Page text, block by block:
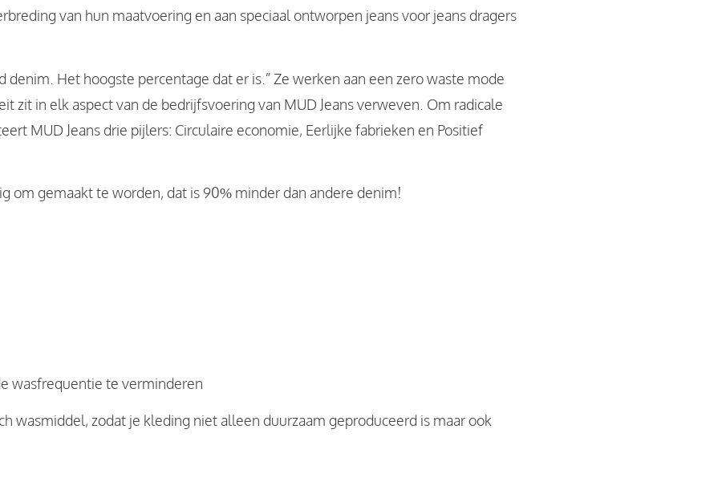
van hun maatvoering en aan speciaal ontworpen jeans voor jeans dragers
Het hoogste percentage dat er is.” Ze werken aan een zero waste mode
zit in elk aspect van de bedrijfsvoering van MUD Jeans verweven. Om radicale
MUD Jeans drie pijlers: Circulaire economie, Eerlijke fabrieken en Positief
om gemaakt te worden, dat is 90% minder dan andere denim!
wasfrequentie te verminderen
wasmiddel, zodat je kleding niet alleen duurzaam geproduceerd is maar ook